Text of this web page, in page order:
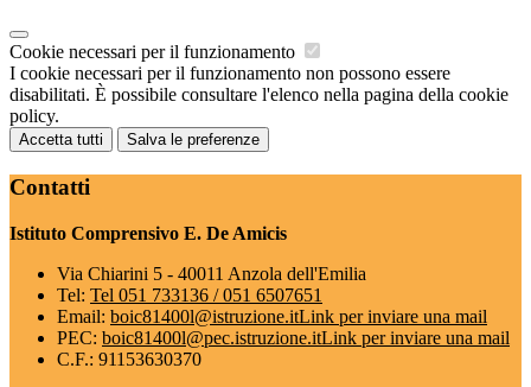
Cookie necessari per il funzionamento
I cookie necessari per il funzionamento non possono essere
disabilitati. È possibile consultare l'elenco nella pagina della cookie
policy.
Accetta tutti Salva le preferenze
Contatti
Istituto Comprensivo E. De Amicis
Via Chiarini 5 - 40011 Anzola dell'Emilia
Tel: Tel 051 733136 / 051 6507651
Email: boic81400l@istruzione.itLink per inviare una mail
PEC: boic81400l@pec.istruzione.itLink per inviare una mail
C.F.: 91153630370